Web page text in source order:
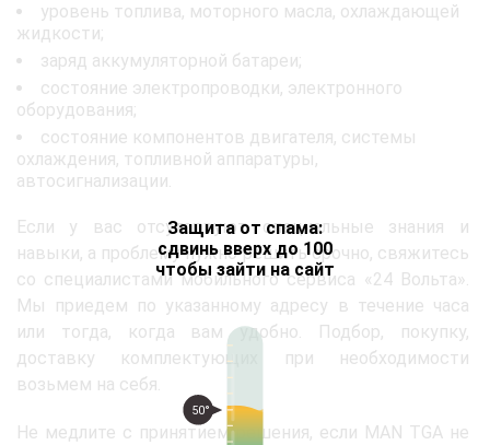
Защита от спама:
сдвинь вверх до 100
чтобы зайти на сайт
50°
уровень топлива, моторного масла, охлаждающей
жидкости;
заряд аккумуляторной батареи;
состояние электропроводки, электронного
оборудования;
состояние компонентов двигателя, системы
охлаждения, топливной аппаратуры,
автосигнализации.
Если у вас отсутствуют специальные знания и
навыки, а проблему нужно решить срочно, свяжитесь
со специалистами мобильного сервиса «24 Вольта».
Мы приедем по указанному адресу в течение часа
или тогда, когда вам удобно. Подбор, покупку,
доставку комплектующих при необходимости
возьмем на себя.
Не медлите с принятием решения, если MAN TGA не